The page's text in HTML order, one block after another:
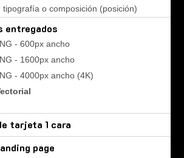
tipografía o composición (posición)
entregados
- 600px ancho
- 1600px ancho
- 4000px ancho (4K)
tarjeta 1 cara
page